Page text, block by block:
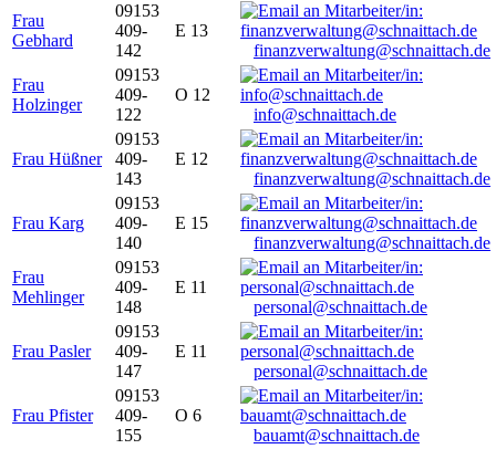
Frau
Gebhard
09153
409-
142
E 13
finanzverwaltung@schnaittach.de
Frau
Holzinger
09153
409-
122
O 12
info@schnaittach.de
Frau Hüßner
09153
409-
143
E 12
finanzverwaltung@schnaittach.de
Frau Karg
09153
409-
140
E 15
finanzverwaltung@schnaittach.de
Frau
Mehlinger
09153
409-
148
E 11
personal@schnaittach.de
Frau Pasler
09153
409-
147
E 11
personal@schnaittach.de
Frau Pfister
09153
409-
155
O 6
bauamt@schnaittach.de